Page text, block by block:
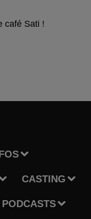
café Sati !
CASTING
PODCASTS